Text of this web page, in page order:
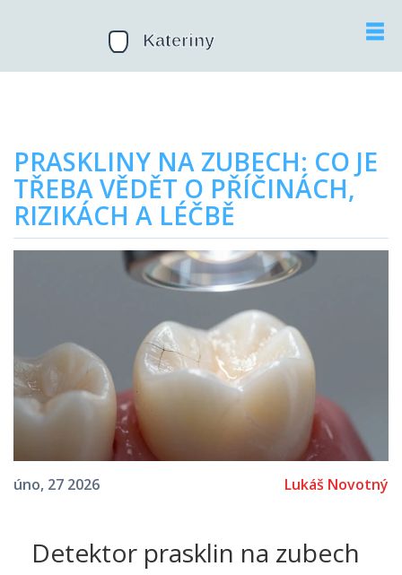
PRASKLINY NA ZUBECH: CO JE
TŘEBA VĚDĚT O PŘÍČINÁCH,
RIZIKÁCH A LÉČBĚ
úno, 27 2026 Lukáš Novotný
Detektor prasklin na zubech